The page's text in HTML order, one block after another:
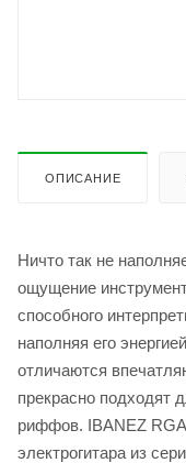
ОПИСАНИЕ
Ничто так не
ощущение
способного
наполняя его
отличаются
прекрасно подходят
риффов. IBANEZ
электрогитара из